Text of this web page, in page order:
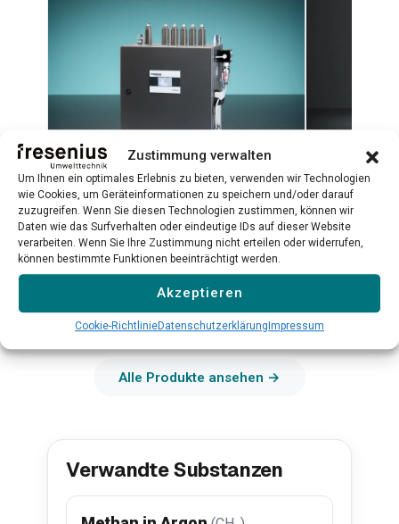
Zustimmung verwalten
Um Ihnen ein optimales Erlebnis zu bieten, verwenden wir Technologien
wie Cookies, um Geräteinformationen zu speichern und/oder darauf
zuzugreifen. Wenn Sie diesen Technologien zustimmen, können wir
Daten wie das Surfverhalten oder eindeutige IDs auf dieser Website
verarbeiten. Wenn Sie Ihre Zustimmung nicht erteilen oder widerrufen,
können bestimmte Funktionen beeinträchtigt werden.
Akzeptieren
Cookie-RichtlinieDatenschutzerklärungImpressum
BioBasic
Plug-and-Play-Biogasanalysator für
CH₄, CO₂, H₂S, O₂ und H₂
Mehr erfahren →
TDLAS-
Mehr
Alle Produkte ansehen →
Verwandte Substanzen